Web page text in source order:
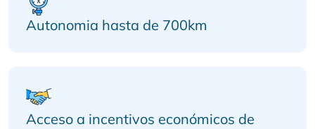
Autonomia hasta de 700km
Acceso a incentivos económicos de